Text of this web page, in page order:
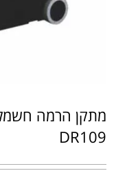
מתקן הרמה
DR109